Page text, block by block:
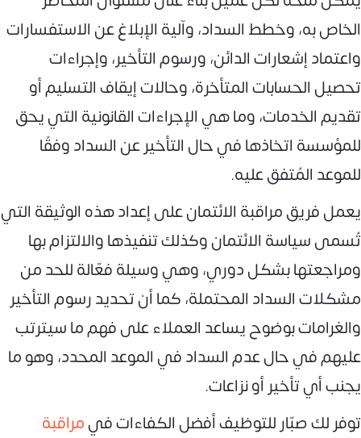
الخاص به، وخطط السداد، وآلية الإبلاغ عن الاستفسارات
واعتماد إشعارات الدائن، ورسوم التأخير، وإجراءات
تحصيل الحسابات المتأخرة، وحالات إيقاف التسليم أو
تقديم الخدمات، وما هي الإجراءات القانونية التي يحق
للمؤسسة اتخاذها في حال التأخير عن السداد وفقًا
للموعد المُتفق عليه.
يعمل فريق مراقبة الائتمان على إعداد هذه الوثيقة التي
تُسمى سياسة الائتمان وكذلك تنفيذها والالتزام بها
ومراجعتها بشكل دوري، وهي وسيلة فعّالة للحد من
مشكلات السداد المحتملة، كما أن تحديد رسوم التأخير
والغرامات بوضوح يساعد العملاء على فهم ما سيترتب
عليهم في حال عدم السداد في الموعد المحدد، وهو ما
يجنب أي تأخير أو نزاعات.
توفر لك صبّار للتوظيف أفضل الكفاءات فيمراقبة